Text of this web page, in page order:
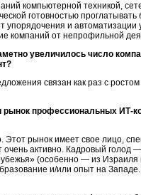
компьютерной техникой,
готовностью
упорядочения и
компаний от непрофильной
увеличилось число
связан как раз с
профессиональных ИТ-
Этот рынок имеет свое лицо,
очень активно. Кадровый
(особенно — из
и/или опыт на